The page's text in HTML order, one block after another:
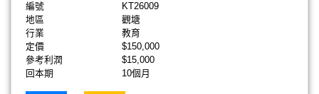
編號
KT26009
地區
觀塘
行業
教育
定價
$150,000
參考利潤
$15,000
回本期
10個月